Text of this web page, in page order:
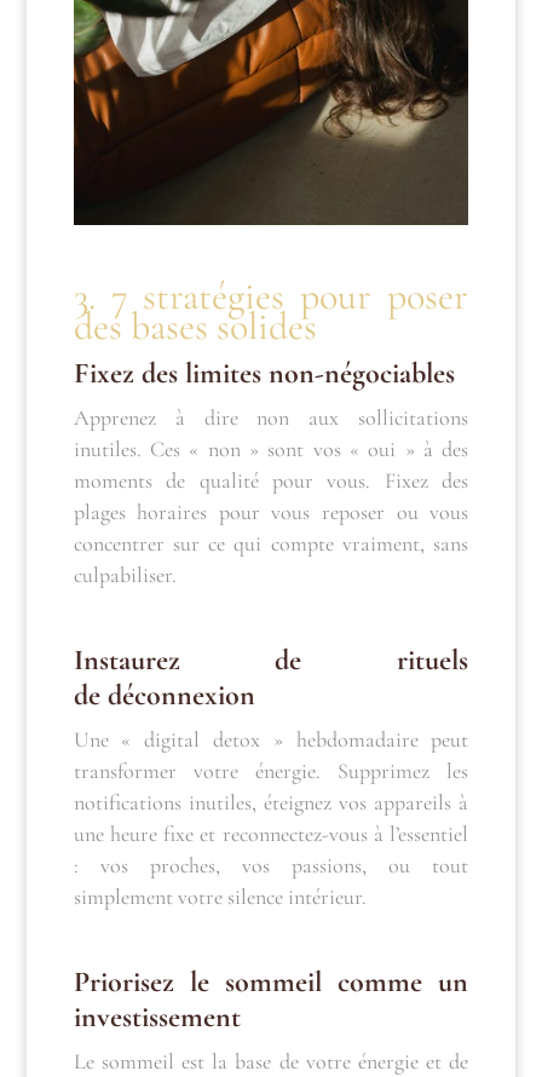
3. 7 stratégies pour poser
des bases solides
Fixez des limites non-négociables
Apprenez à dire non aux sollicitations
inutiles. Ces « non » sont vos « oui » à des
moments de qualité pour vous. Fixez des
plages horaires pour vous reposer ou vous
concentrer sur ce qui compte vraiment, sans
culpabiliser.
Instaurez de rituels
de déconnexion
Une « digital detox » hebdomadaire peut
transformer votre énergie. Supprimez les
notifications inutiles, éteignez vos appareils à
une heure fixe et reconnectez-vous à l’essentiel
: vos proches, vos passions, ou tout
simplement votre silence intérieur.
Priorisez le sommeil comme un
investissement
Le sommeil est la base de votre énergie et de